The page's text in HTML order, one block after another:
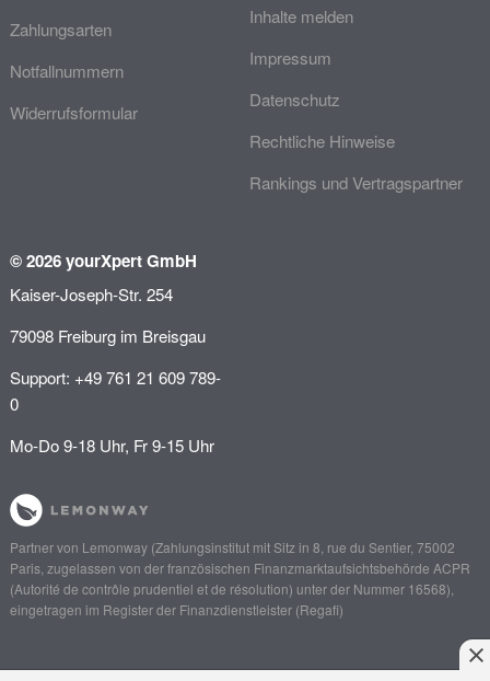
Zahlungsarten
Notfallnummern
Widerrufsformular
Inhalte melden
Impressum
Datenschutz
Rechtliche Hinweise
Rankings und Vertragspartner
© 2026 yourXpert GmbH
Kaiser-Joseph-Str. 254
79098 Freiburg im Breisgau
Support: +49 761 21 609 789-
0
Mo-Do 9-18 Uhr, Fr 9-15 Uhr
Partner von Lemonway(Zahlungsinstitut mit Sitz in 8, rue du Sentier, 75002
Paris, zugelassen von der französischen Finanzmarktaufsichtsbehörde ACPR
(Autorité de contrôle prudentiel et de résolution) unter der Nummer 16568),
eingetragen im Register der Finanzdienstleister (Regafi)